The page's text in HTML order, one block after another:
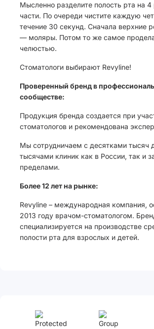
Мысленно разделите полость рта на
части. По очереди чистите каждую
течение 30 секунд. Сначала верхние
— моляры. Потом то же самое
челюстью.
Стоматологи выбирают Revyline!
Проверенный бренд в
сообществе:
Продукция бренда создается при
стоматологов и рекомендована
Мы сотрудничаем с десятками тысяч
тысячами клиник как в России, так и
пределами.
Более 12 лет на рынке:
Revyline – международная компания,
2013 году врачом-стоматологом.
специализируется на производстве
полости рта для взрослых и детей.